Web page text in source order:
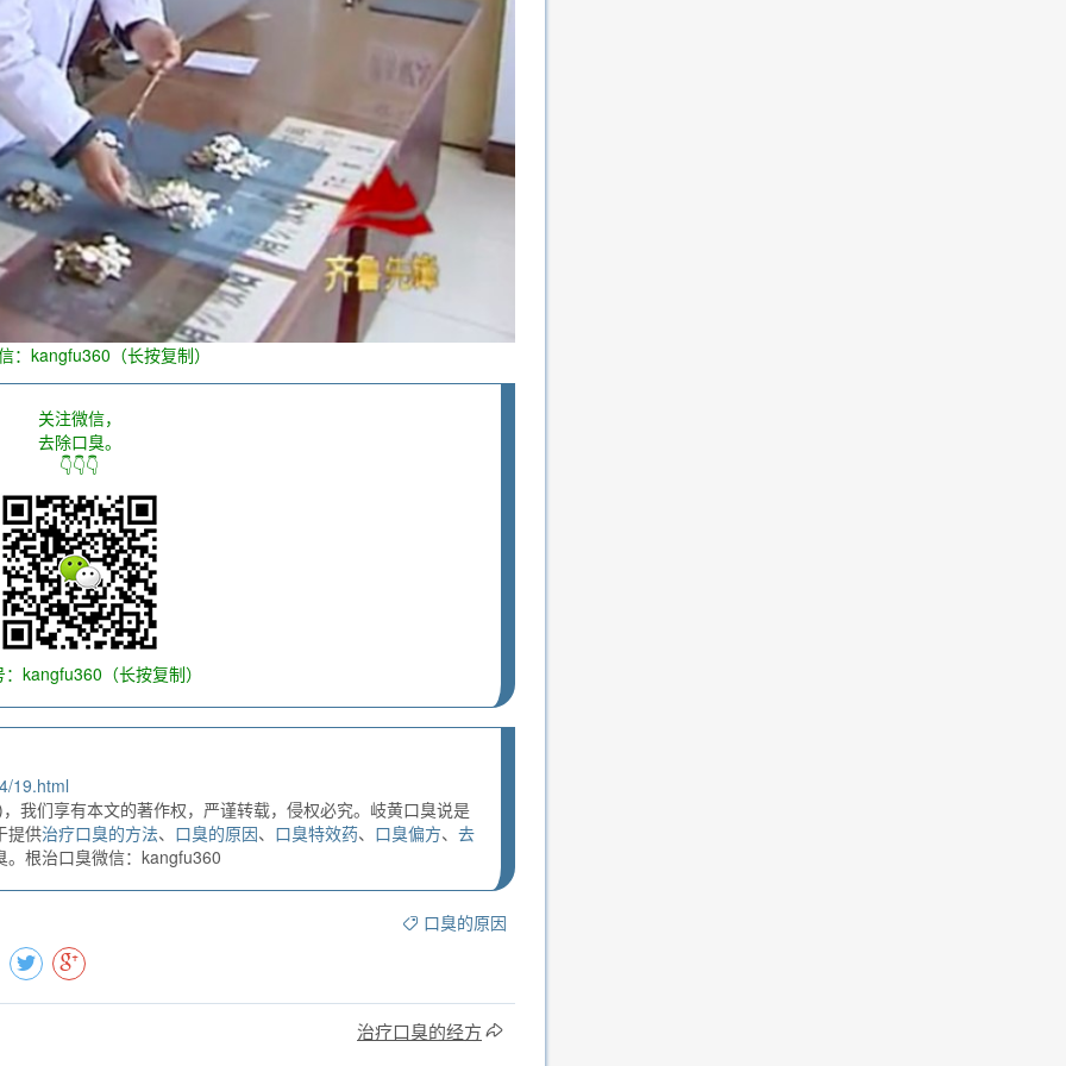
：kangfu360（长按复制）
关注微信，
去除口臭。
👇👇👇
kangfu360（长按复制）
19.html
我们享有本文的著作权，严谨转载，侵权必究。岐黄口臭说是
提供治疗口臭的方法、 口臭的原因、 口臭特效药、 口臭偏方、 去
根治口臭微信：kangfu360
口臭的原因
治疗口臭的经方